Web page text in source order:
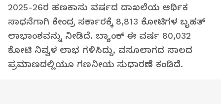
2025-26ರ ಹಣಕಾಸು ವರ್ಷದ ದಾಖಲೆಯ ಆರ್ಥಿಕ
ಸಾಧನೆಗಾಗಿ ಕೇಂದ್ರ ಸರ್ಕಾರಕ್ಕೆ ₹8,813 ಕೋಟಿಗಳ ಬೃಹತ್
ಲಾಭಾಂಶವನ್ನು ನೀಡಿದೆ. ಬ್ಯಾಂಕ್ ಈ ವರ್ಷ ₹80,032
ಕೋಟಿ ನಿವ್ವಳ ಲಾಭ ಗಳಿಸಿದ್ದು, ವಸೂಲಾಗದ ಸಾಲದ
ಪ್ರಮಾಣದಲ್ಲಿಯೂ ಗಣನೀಯ ಸುಧಾರಣೆ ಕಂಡಿದೆ.